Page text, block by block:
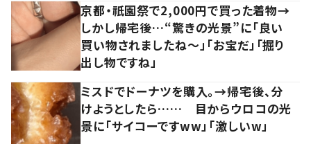
京都・祇園祭で2,000円で買った着物→
しかし帰宅後…“驚きの光景”に「良い
買い物されましたね～」「お宝だ」「掘り
出し物ですね」
ミスドでドーナツを購入。→帰宅後、分
けようとしたら…… 目からウロコの光
景に「サイコーですww」「激しいw」